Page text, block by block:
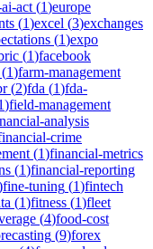
act (1)europe
(1)excel (3)exchanges
(1)expo
(1)facebook
(1)farm-management
(2)fda (1)fda-
)field-management
analysis
crime
(1)financial-metrics
(1)financial-reporting
fine-tuning (1)fintech
(1)fitness (1)fleet
(4)food-cost
(9)forex